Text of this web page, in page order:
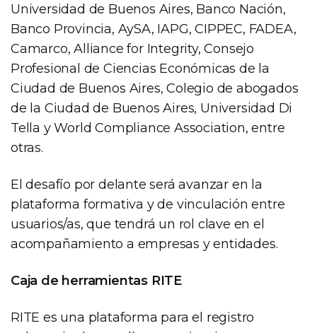
Universidad de Buenos Aires, Banco Nación,
Banco Provincia, AySA, IAPG, CIPPEC, FADEA,
Camarco, Alliance for Integrity, Consejo
Profesional de Ciencias Económicas de la
Ciudad de Buenos Aires, Colegio de abogados
de la Ciudad de Buenos Aires, Universidad Di
Tella y World Compliance Association, entre
otras.
El desafío por delante será avanzar en la
plataforma formativa y de vinculación entre
usuarios/as, que tendrá un rol clave en el
acompañamiento a empresas y entidades.
Caja de herramientas RITE
RITE es una plataforma para el registro